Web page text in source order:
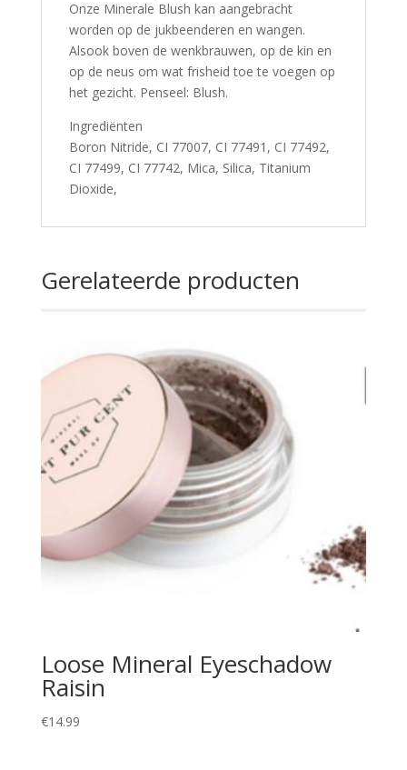
Onze Minerale Blush kan aangebracht
worden op de jukbeenderen en wangen.
Alsook boven de wenkbrauwen, op de kin en
op de neus om wat frisheid toe te voegen op
het gezicht. Penseel: Blush.
Ingrediënten
Boron Nitride, CI 77007, CI 77491, CI 77492,
CI 77499, CI 77742, Mica, Silica, Titanium
Dioxide,
Gerelateerde producten
Loose Mineral Eyeschadow
Raisin
€14.99